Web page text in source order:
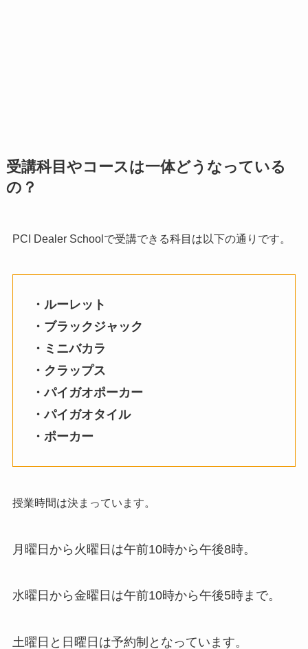
受講科目やコースは一体どうなっている
の？
PCI Dealer Schoolで受講できる科目は以下の通りです。
・ルーレット
・ブラックジャック
・ミニバカラ
・クラップス
・パイガオポーカー
・パイガオタイル
・ポーカー
授業時間は決まっています。
月曜日から火曜日は午前10時から午後8時。
水曜日から金曜日は午前10時から午後5時まで。
土曜日と日曜日は予約制となっています。